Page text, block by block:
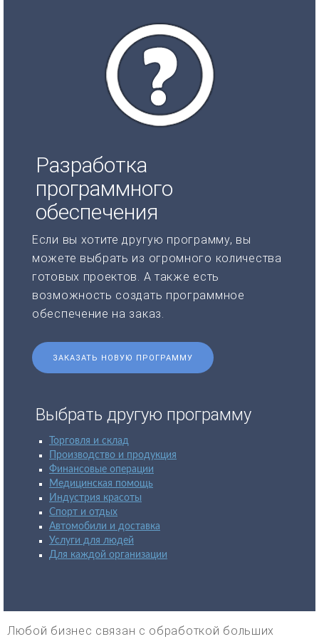
Разработка
программного
обеспечения
Если вы хотите другую программу, вы
можете выбрать из огромного количества
готовых проектов. А также есть
возможность создать программное
обеспечение на заказ.
ЗАКАЗАТЬ НОВУЮ ПРОГРАММУ
Выбрать другую программу
Торговля и склад
Производство и продукция
Финансовые операции
Медицинская помощь
Индустрия красоты
Спорт и отдых
Автомобили и доставка
Услуги для людей
Для каждой организации
Любой бизнес связан с обработкой больших